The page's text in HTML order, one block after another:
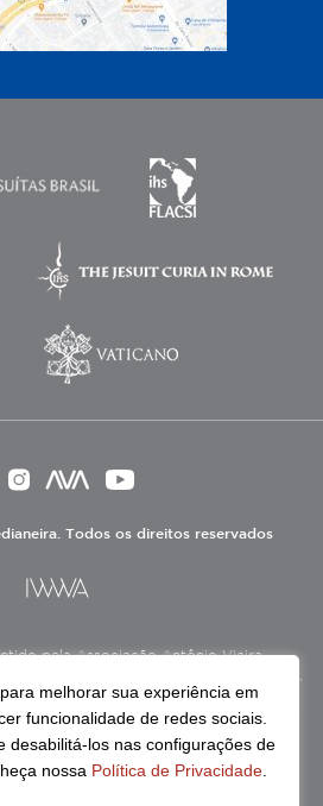
Todos os direitos reservados
pela Associação Antônio Vieira
privado sem fins lucrativos, filantrópica,
assistencial e beneficente, certificada
Assistência Social (CEBAS), nas áreas
melhorar sua experiência em
funcionalidade de redes sociais.
desabilitá-los nas configurações de
nossa Política de Privacidade.